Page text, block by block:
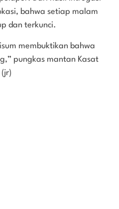
bahwa setiap malam
dan terkunci.
membuktikan bahwa
pungkas mantan Kasat